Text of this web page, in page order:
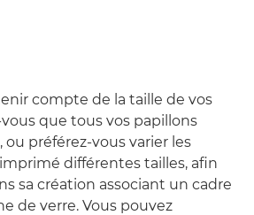
compte de la taille de vos
que tous vos papillons
préférez-vous varier les
différentes tailles, afin
sa création associant un cadre
de verre. Vous pouvez